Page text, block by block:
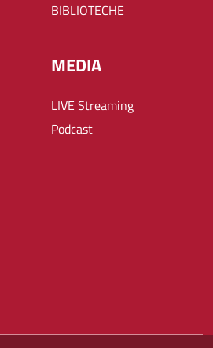
BIBLIOTECHE
MEDIA
LIVE Streaming
Podcast